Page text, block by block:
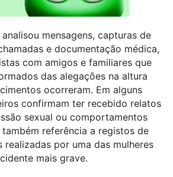
mensagens, capturas de
e documentação médica,
com amigos e familiares que
das alegações na altura
ocorreram. Em alguns
confirmam ter recebido relatos
sexual ou comportamentos
referência a registos de
realizadas por uma das mulheres
mais grave.